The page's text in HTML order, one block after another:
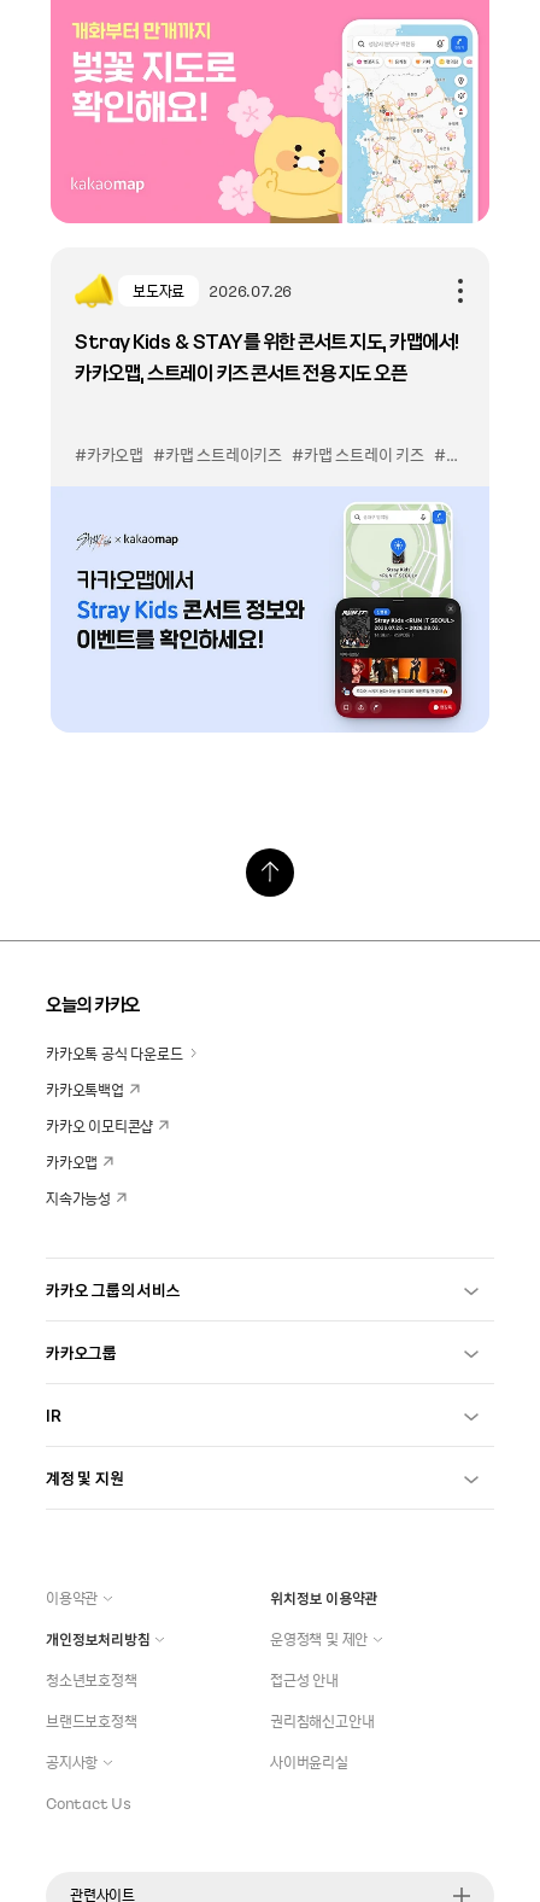
보도자료 2026.07.26
Stray Kids & STAY를 위한 콘서트 지도, 카맵에서!
카카오맵, 스트레이 키즈 콘서트 전용 지도 오픈
#카카오맵 #카맵 스트레이키즈 #카맵 스트레이 키즈 #스키즈 콘서트 지도
오늘의 카카오
카카오톡 공식 다운로드
카카오톡백업
카카오 이모티콘샵
카카오맵
지속가능성
카카오 그룹의 서비스
카카오그룹
IR
계정 및 지원
이용약관
위치정보 이용약관
개인정보처리방침
운영정책 및 제안
청소년보호정책
접근성 안내
브랜드보호정책
권리침해신고안내
공지사항
사이버윤리실
Contact Us
관련사이트